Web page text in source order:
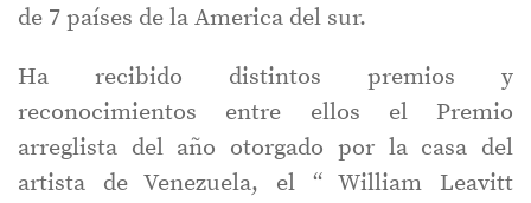
de 7 países de la America del sur.
Ha recibido distintos premios y
reconocimientos entre ellos el Premio
arreglista del año otorgado por la casa del
artista de Venezuela, el “ William Leavitt